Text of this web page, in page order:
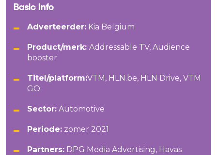
Basic Info
Adverteerder: Kia Belgium
Product/merk: Addressable TV, Audience
booster
Titel/platform:VTM, HLN.be, HLN Drive, VTM
GO
Sector: Automotive
Periode: zomer 2021
Partners: DPG Media Advertising, Havas